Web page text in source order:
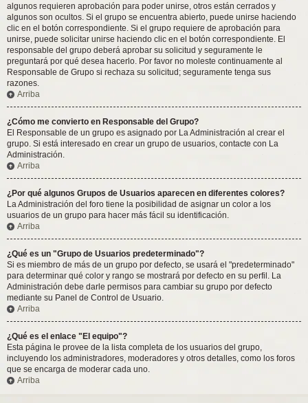
algunos requieren aprobación para poder unirse, otros están cerrados y
algunos son ocultos. Si el grupo se encuentra abierto, puede unirse haciendo
clic en el botón correspondiente. Si el grupo requiere de aprobación para
unirse, puede solicitar unirse haciendo clic en el botón correspondiente. El
responsable del grupo deberá aprobar su solicitud y seguramente le
preguntará por qué desea hacerlo. Por favor no moleste continuamente al
Responsable de Grupo si rechaza su solicitud; seguramente tenga sus
razones.
Arriba
¿Cómo me convierto en Responsable del Grupo?
El Responsable de un grupo es asignado por La Administración al crear el
grupo. Si está interesado en crear un grupo de usuarios, contacte con La
Administración.
Arriba
¿Por qué algunos Grupos de Usuarios aparecen en diferentes colores?
La Administración del foro tiene la posibilidad de asignar un color a los
usuarios de un grupo para hacer más fácil su identificación.
Arriba
¿Qué es un "Grupo de Usuarios predeterminado"?
Si es miembro de más de un grupo por defecto, se usará el "predeterminado"
para determinar qué color y rango se mostrará por defecto en su perfil. La
Administración debe darle permisos para cambiar su grupo por defecto
mediante su Panel de Control de Usuario.
Arriba
¿Qué es el enlace "El equipo"?
Esta página le provee de la lista completa de los usuarios del grupo,
incluyendo los administradores, moderadores y otros detalles, como los foros
que se encarga de moderar cada uno.
Arriba